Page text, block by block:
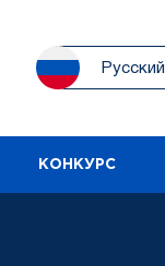
Русский
КОНКУРС